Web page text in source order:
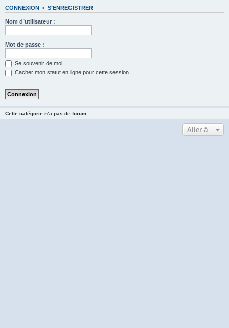
CONNEXION • S’ENREGISTRER
Nom d’utilisateur :
Mot de passe :
Se souvenir de moi
Cacher mon statut en ligne pour cette session
Cette catégorie n’a pas de forum.
Aller à